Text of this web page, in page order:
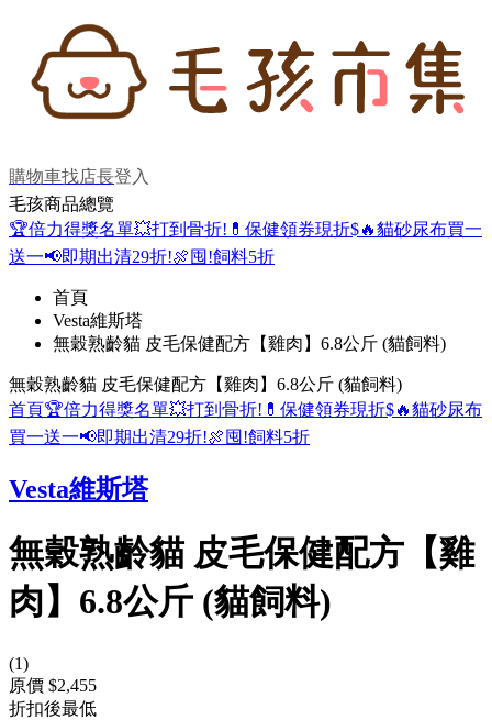
購物車找店長登入
毛孩商品總覽
🏆倍力得獎名單💥打到骨折! 💊保健領券現折$🔥貓砂尿布買一
送一📢即期出清29折!🍖囤!飼料5折
首頁
Vesta維斯塔
無穀熟齡貓 皮毛保健配方【雞肉】6.8公斤 (貓飼料)
無穀熟齡貓 皮毛保健配方【雞肉】6.8公斤 (貓飼料)
首頁🏆倍力得獎名單💥打到骨折! 💊保健領券現折$🔥貓砂尿布
買一送一📢即期出清29折!🍖囤!飼料5折
Vesta維斯塔
無穀熟齡貓 皮毛保健配方【雞
肉】6.8公斤 (貓飼料)
(1)
原價 $2,455
折扣後最低